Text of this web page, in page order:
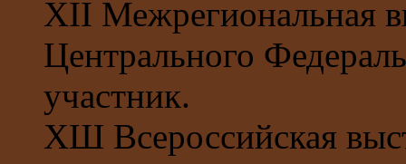
XII Межрегиональная
Центрального
участник.
ХШ Всероссийская